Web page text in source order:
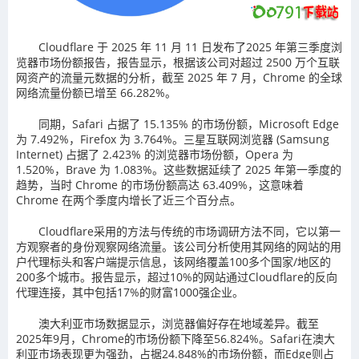
Cloudflare 于 2025 年 11 月 11 日发布了2025 年第三季度浏
览器市场份额报告，报告显示，根据该公司对超过 2500 万个互联
网资产的流量元数据的分析，截至 2025 年 7 月，Chrome 的全球
网络流量份额已增至 66.282%。
同期，Safari 占据了 15.135% 的市场份额，Microsoft Edge
为 7.492%，Firefox 为 3.764%。三星互联网浏览器 (Samsung
Internet) 占据了 2.423% 的浏览器市场份额，Opera 为
1.520%，Brave 为 1.083%。这些数据延续了 2025 年第一季度的
趋势，当时 Chrome 的市场份额高达 63.409%，这意味着
Chrome 在两个季度内增长了近三个百分点。
Cloudflare采用的方法与传统的市场调研方法不同，它以第一
方观察者的身份观察网络流量。该公司分析使用其网络的网站的用
户代理标头和客户端提示信息，该网络覆盖100多个国家/地区的
200多个城市。报告显示，超过10%的网站通过Cloudflare的反向
代理连接，其中包括17%的财富1000强企业。
澳大利亚市场数据显示，浏览器偏好存在地域差异。截至
2025年9月，Chrome的市场份额下降至56.824%。Safari在澳大
利亚市场表现更为强劲，占据24.848%的市场份额，而Edge则占